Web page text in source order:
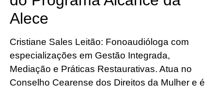
Alece
Cristiane Sales Leitão: Fonoaudióloga com
especializações em Gestão Integrada,
Mediação e Práticas Restaurativas. Atua no
Conselho Cearense dos Direitos da Mulher e é